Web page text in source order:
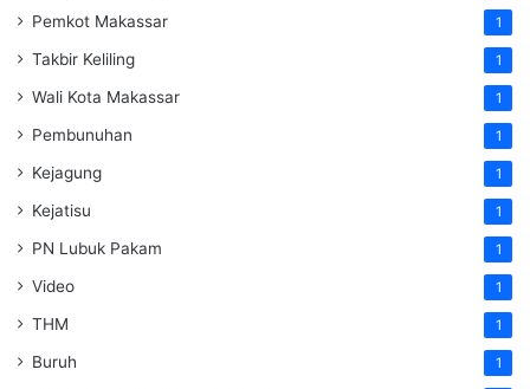
Pemkot Makassar 1
Takbir Keliling 1
Wali Kota Makassar 1
Pembunuhan 1
Kejagung 1
Kejatisu 1
PN Lubuk Pakam 1
Video 1
THM 1
Buruh 1